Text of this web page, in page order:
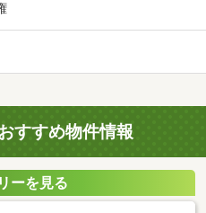
すすめ物件情報
ーを見る